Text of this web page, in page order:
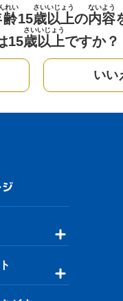
れい
15歳
さい
以上
いじょう
の内容
ないよう
15歳
さい
以上
いじょう
ですか？
いい